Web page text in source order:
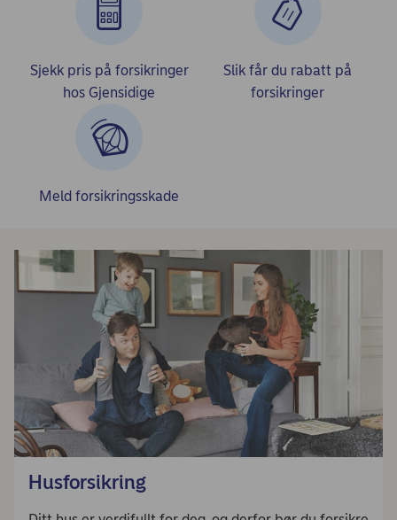
Sjekk pris på forsikringer
hos Gjensidige
Slik får du rabatt på
forsikringer
Meld forsikringsskade
Husforsikring